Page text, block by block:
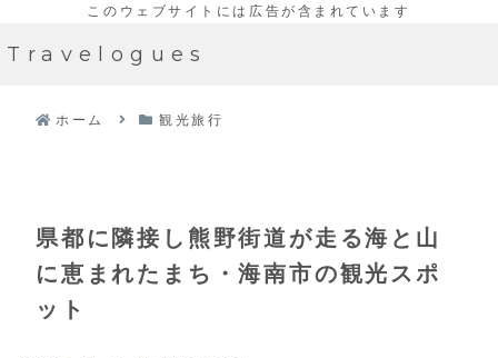
Travelogues
ホーム 観光旅行
県都に隣接し熊野街道が走る海と山
に恵まれたまち・海南市の観光スポ
ット